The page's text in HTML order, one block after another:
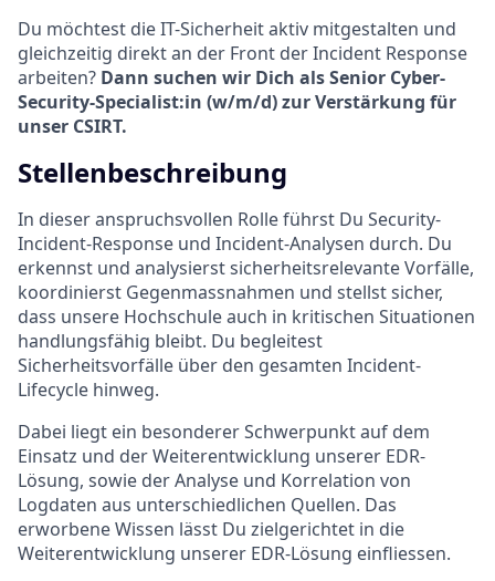
Du möchtest die IT-Sicherheit aktiv mitgestalten und
gleichzeitig direkt an der Front der Incident Response
arbeiten? Dann suchen wir Dich als Senior Cyber-
Security-Specialist:in (w/m/d) zur Verstärkung für
unser CSIRT.
Stellenbeschreibung
In dieser anspruchsvollen Rolle führst Du Security-
Incident-Response und Incident-Analysen durch. Du
erkennst und analysierst sicherheitsrelevante Vorfälle,
koordinierst Gegenmassnahmen und stellst sicher,
dass unsere Hochschule auch in kritischen Situationen
handlungsfähig bleibt. Du begleitest
Sicherheitsvorfälle über den gesamten Incident-
Lifecycle hinweg.
Dabei liegt ein besonderer Schwerpunkt auf dem
Einsatz und der Weiterentwicklung unserer EDR-
Lösung, sowie der Analyse und Korrelation von
Logdaten aus unterschiedlichen Quellen. Das
erworbene Wissen lässt Du zielgerichtet in die
Weiterentwicklung unserer EDR-Lösung einfliessen.